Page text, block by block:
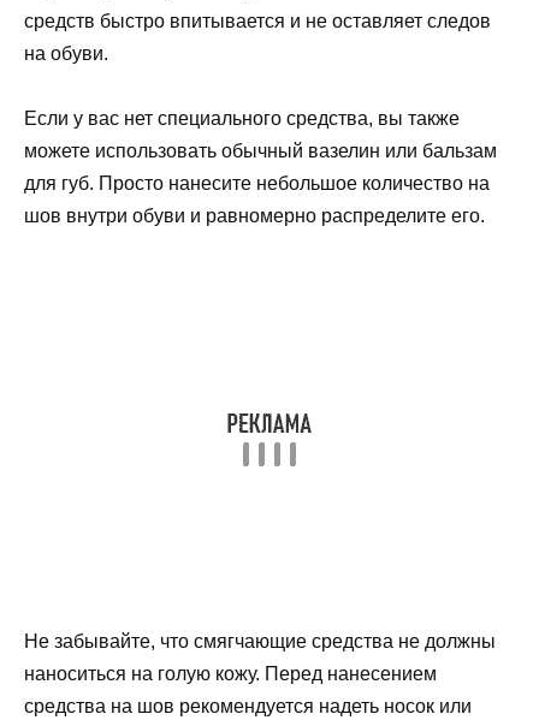
средств быстро впитывается и не оставляет следов
на обуви.
Если у вас нет специального средства, вы также
можете использовать обычный вазелин или бальзам
для губ. Просто нанесите небольшое количество на
шов внутри обуви и равномерно распределите его.
Не забывайте, что смягчающие средства не должны
наноситься на голую кожу. Перед нанесением
средства на шов рекомендуется надеть носок или